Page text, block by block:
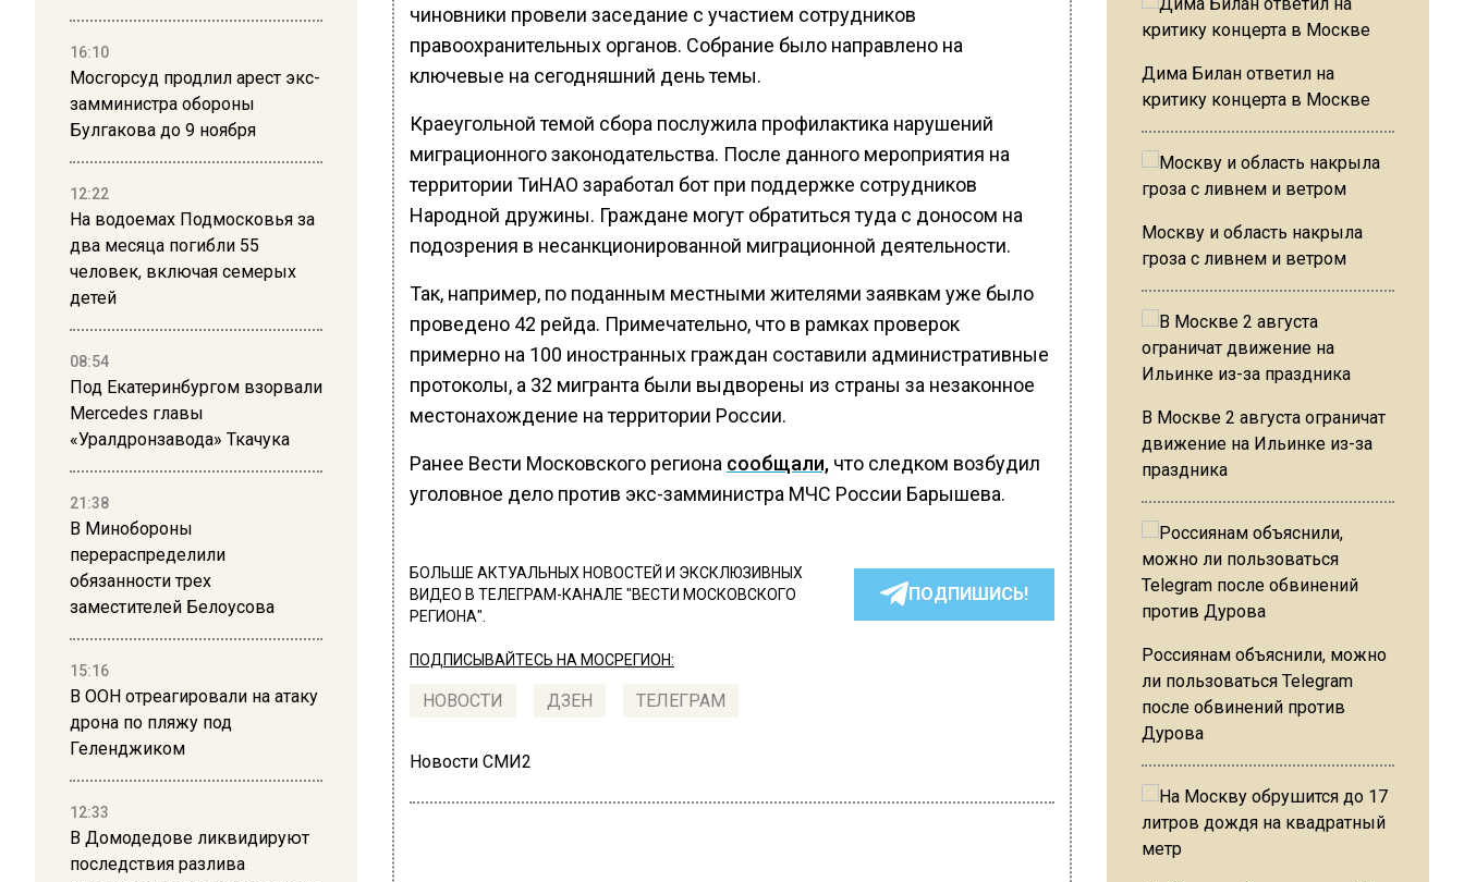
16:10
Мосгорсуд продлил арест экс-
замминистра обороны
Булгакова до 9 ноября
12:22
На водоемах Подмосковья за
два месяца погибли 55
человек, включая семерых
детей
08:54
Под Екатеринбургом взорвали
Mercedes главы
«Уралдронзавода» Ткачука
21:38
В Минобороны
перераспределили
обязанности трех
заместителей Белоусова
15:16
В ООН отреагировали на атаку
дрона по пляжу под
Геленджиком
12:33
В Домодедове ликвидируют
последствия разлива
чиновники провели заседание с участием сотрудников
правоохранительных органов. Собрание было направлено на
ключевые на сегодняшний день темы.
Краеугольной темой сбора послужила профилактика нарушений
миграционного законодательства. После данного мероприятия на
территории ТиНАО заработал бот при поддержке сотрудников
Народной дружины. Граждане могут обратиться туда с доносом на
подозрения в несанкционированной миграционной деятельности.
Так, например, по поданным местными жителями заявкам уже было
проведено 42 рейда. Примечательно, что в рамках проверок
примерно на 100 иностранных граждан составили административные
протоколы, а 32 мигранта были выдворены из страны за незаконное
местонахождение на территории России.
Ранее Вести Московского региона сообщали,что следком возбудил
уголовное дело против экс-замминистра МЧС России Барышева.
БОЛЬШЕ АКТУАЛЬНЫХ НОВОСТЕЙ И ЭКСКЛЮЗИВНЫХ
ВИДЕО В ТЕЛЕГРАМ-КАНАЛЕ "ВЕСТИ МОСКОВСКОГО
РЕГИОНА".
ПОДПИШИСЬ!
ПОДПИСЫВАЙТЕСЬ НА МОСРЕГИОН:
НОВОСТИ ДЗЕН ТЕЛЕГРАМ
Новости СМИ2
Дима Билан ответил на
критику концерта в Москве
Москву и область накрыла
гроза с ливнем и ветром
В Москве 2 августа ограничат
движение на Ильинке из-за
праздника
Россиянам объяснили, можно
ли пользоваться Telegram
после обвинений против
Дурова